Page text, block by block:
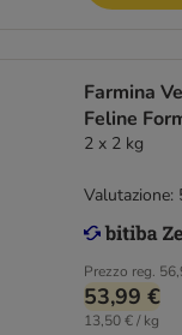
Farmina
Feline
2 x 2 kg
Prezzo reg.
53,99 €
13,50 € / kg
Valutazione: